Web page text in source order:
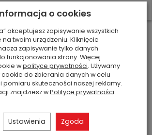
Do koszyka
produktem interesuje się
o cookies
akceptujesz zapisywanie wszystkich
twoim urządzeniu. Kliknięcie
zapisywanie tylko danych
funkcjonowania strony. Więcej
wpolityce prywatności. Używamy
cookie do zbierania danych w celu
pomiaru skuteczności naszej reklamy.
znajdziesz wPolityce prywatności
Ustawienia Zgoda